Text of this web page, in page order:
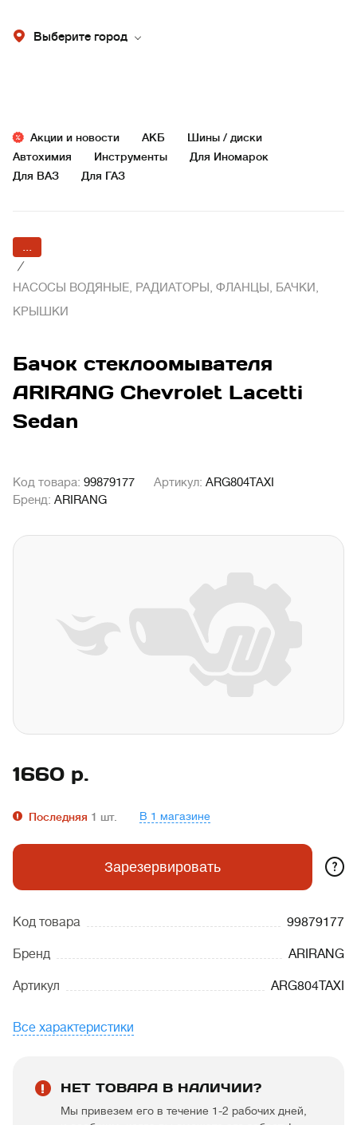
Выберите город
Акции и новости АКБ
Шины / диски
Автохимия
Инструменты
Для Иномарок
Для ВАЗ
Для ГАЗ
...
/
НАСОСЫ ВОДЯНЫЕ, РАДИАТОРЫ, ФЛАНЦЫ, БАЧКИ,
КРЫШКИ
Бачок стеклоомывателя
ARIRANG Chevrolet Lacetti
Sedan
Код товара: 99879177 Артикул: ARG804TAXI
Бренд: ARIRANG
1660 р.
Последняя 1 шт. В 1 магазине
Зарезервировать ?
Код товара 99879177
Бренд ARIRANG
Артикул ARG804TAXI
Все характеристики
НЕТ ТОВАРА В НАЛИЧИИ?
Мы привезем его в течение 1-2 рабочих дней,